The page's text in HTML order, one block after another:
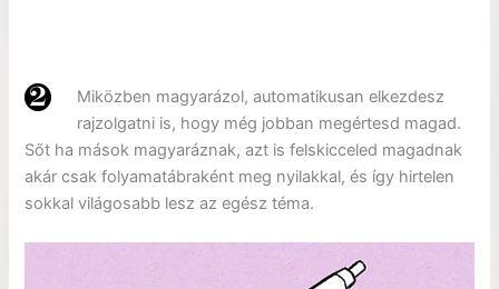
Miközben magyarázol, automatikusan elkezdesz
rajzolgatni is, hogy még jobban megértesd magad.
Sőt ha mások magyaráznak, azt is felskicceled magadnak
akár csak folyamatábraként meg nyilakkal, és így hirtelen
sokkal világosabb lesz az egész téma.